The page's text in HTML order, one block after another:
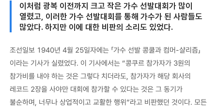
이처럼 광복 이전까지 크고 작은 가수 선발대회가 많이
열렸고, 이러한 가수 선발대회를 통해 가수가 된 사람들도
많았다. 하지만 이에 대한 비판의 소리도 있었다.
조선일보 1940년 4월 25일자에는 「가수 선발 콩쿨과 컴머-샬리즘」
이라는 기사가 실렸었다. 이 기사에서는 “콩쿠르 참가자가 3원의
참가비를 내야 하는 것은 그렇다 치더라도, 참가자가 해당 회사의
레코드 2장을 사야만 대회에 참가할 수 있다는 것은 그 동기가
불순하며, 너무나 상업적이고 교활한 행위”라고 비판했던 것이다. 모든